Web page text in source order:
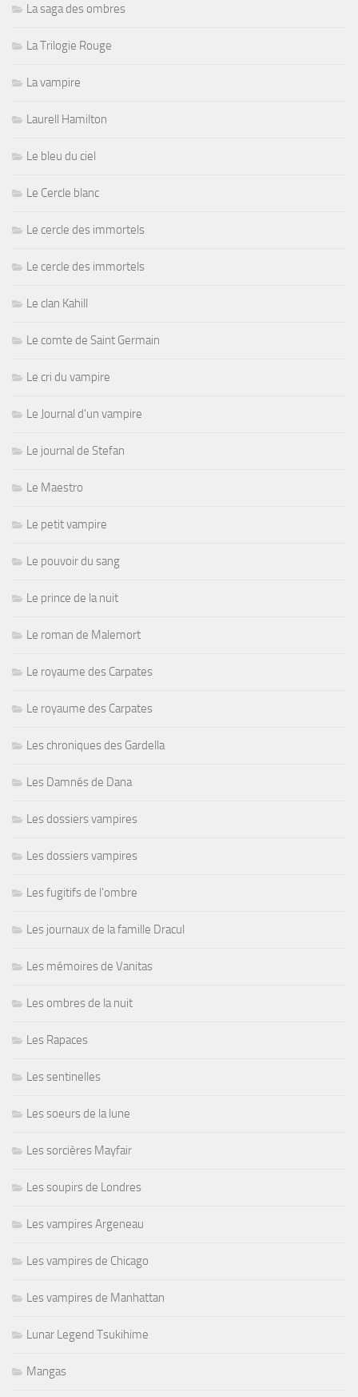
La saga des ombres
La Trilogie Rouge
La vampire
Laurell Hamilton
Le bleu du ciel
Le Cercle blanc
Le cercle des immortels
Le cercle des immortels
Le clan Kahill
Le comte de Saint Germain
Le cri du vampire
Le Journal d'un vampire
Le journal de Stefan
Le Maestro
Le petit vampire
Le pouvoir du sang
Le prince de la nuit
Le roman de Malemort
Le royaume des Carpates
Le royaume des Carpates
Les chroniques des Gardella
Les Damnés de Dana
Les dossiers vampires
Les dossiers vampires
Les fugitifs de l'ombre
Les journaux de la famille Dracul
Les mémoires de Vanitas
Les ombres de la nuit
Les Rapaces
Les sentinelles
Les soeurs de la lune
Les sorcières Mayfair
Les soupirs de Londres
Les vampires Argeneau
Les vampires de Chicago
Les vampires de Manhattan
Lunar Legend Tsukihime
Mangas